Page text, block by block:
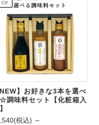
NEW】お好きな3本を選べ
調味料セット【化粧箱入
(税込) ～